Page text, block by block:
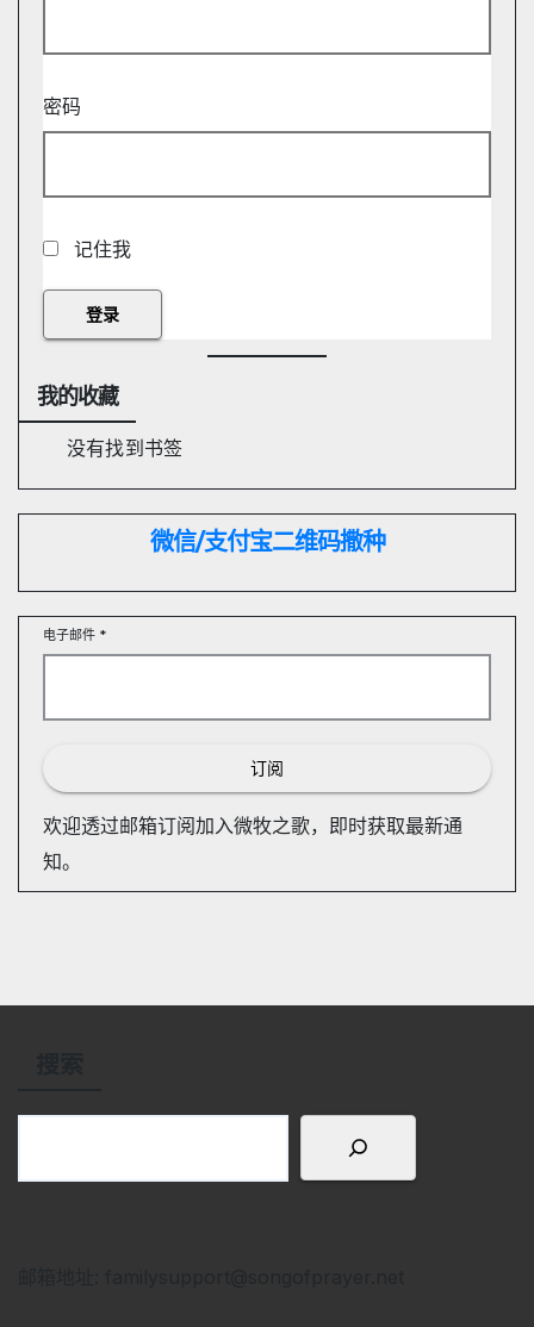
密码
记住我
我的收藏
没有找到书签
微信/支付宝二维码撒种
电子邮件 *
订阅
欢迎透过邮箱订阅加入微牧之歌，即时获取最新通
知。